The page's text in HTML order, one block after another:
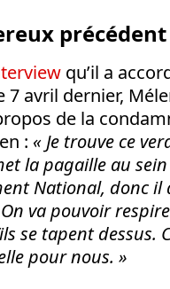
précédent
qu’il a
7 avril dernier,
de la
: « Je trouve ce
la pagaille au
National, donc
On va pouvoir
se tapent dessus.
pour nous. »